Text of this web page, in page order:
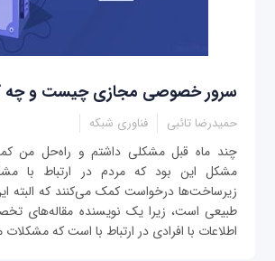
سرور خصوصی مجازی چیست و چه
حمیدرضا تائبی فناوری شبکه
چند ماه قبل مشکلی داشتم و راه‌حل من
مشكل این بود كه مردم در ارتباط با
زیرساخت‌ها درخواست کمک می‌کنند که البته
طبیعی است، زیرا یک نویسنده مقاله‌های
اطلاعات با افرادی در ارتباط با است که